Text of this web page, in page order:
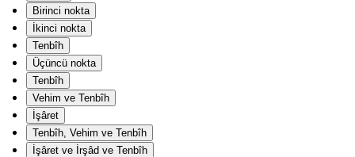
Birinci nokta
İkinci nokta
Tenbîh
Üçüncü nokta
Tenbîh
Vehim ve Tenbîh
İşâret
Tenbîh, Vehim ve Tenbîh
İşâret ve İrşâd ve Tenbîh